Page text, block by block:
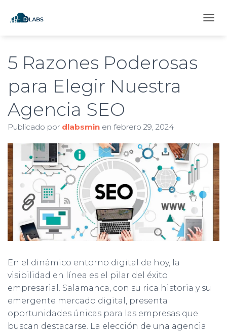
5 Razones Poderosas
para Elegir Nuestra
Agencia SEO
Publicado por dlabsmin en febrero 29, 2024
En el dinámico entorno digital de hoy, la
visibilidad en línea es el pilar del éxito
empresarial. Salamanca, con su rica historia y su
emergente mercado digital, presenta
oportunidades únicas para las empresas que
buscan destacarse. La elección de una agencia